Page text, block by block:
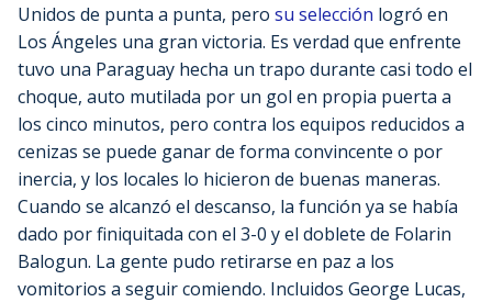
Unidos de punta a punta, pero su selección logró en
Los Ángeles una gran victoria. Es verdad que enfrente
tuvo una Paraguay hecha un trapo durante casi todo el
choque, auto mutilada por un gol en propia puerta a
los cinco minutos, pero contra los equipos reducidos a
cenizas se puede ganar de forma convincente o por
inercia, y los locales lo hicieron de buenas maneras.
Cuando se alcanzó el descanso, la función ya se había
dado por finiquitada con el 3-0 y el doblete de Folarin
Balogun. La gente pudo retirarse en paz a los
vomitorios a seguir comiendo. Incluidos George Lucas,